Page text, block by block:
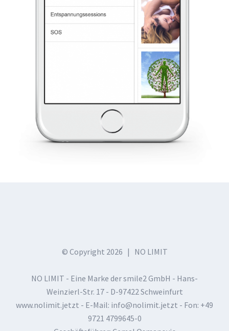
© Copyright 2026 | NO LIMIT
NO LIMIT - Eine Marke der smile2 GmbH - Hans-
Weinzierl-Str. 17 - D-97422 Schweinfurt
www.nolimit.jetzt - E-Mail: info@nolimit.jetzt - Fon: +49
9721 4799645-0